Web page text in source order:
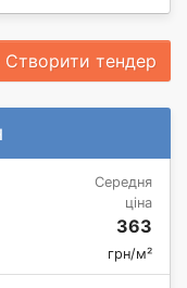
Створити тендер
Середня
ціна
363
грн/м²